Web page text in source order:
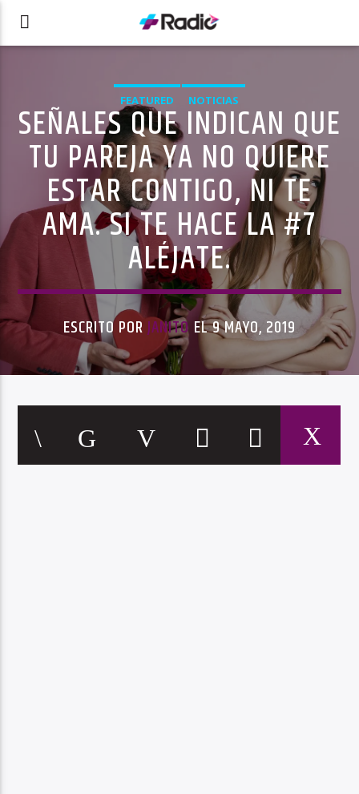
FEATURED NOTICIAS
SEÑALES QUE INDICAN QUE
TU PAREJA YA NO QUIERE
ESTAR CONTIGO, NI TE
AMA. SI TE HACE LA #7
ALÉJATE.
ESCRITO PORJANITO EL 9 MAYO, 2019